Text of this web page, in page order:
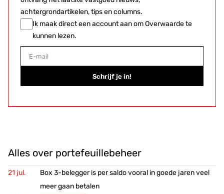
achtergrondartikelen, tips en columns.
Ik maak direct een account aan om Overwaarde te
kunnen lezen.
E-mail
Schrijf je in!
Alles over portefeuillebeheer
Box 3-belegger is per saldo vooral in goede jaren veel
meer gaan betalen